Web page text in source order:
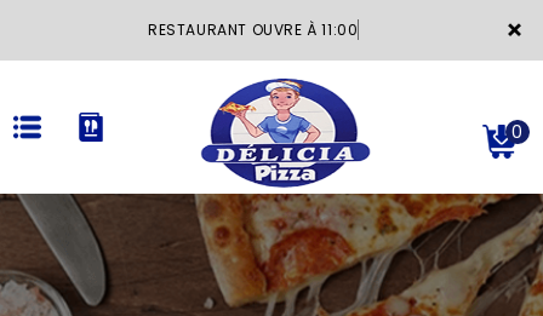
×
RESTAURANT OUVRE À 11:00
ACCUEIL
0